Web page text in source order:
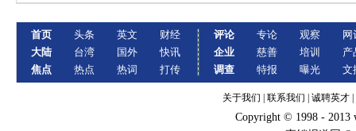
首页
大陆
焦点
头条
台湾
热点
英文
国外
热词
财经
快讯
打传
评论
企业
调查
专论
慈善
特报
观察
培训
曝光
网
产
文
关于我们 联系我们 诚聘英才
Copyright © 1998 - 2013